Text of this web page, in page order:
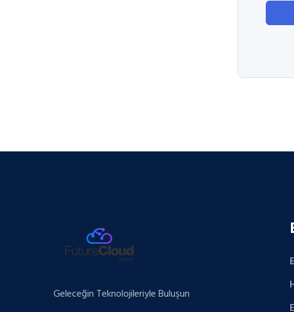
Geleceğin Teknolojileriyle Buluşun